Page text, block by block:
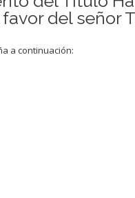
del señor
a continuación: